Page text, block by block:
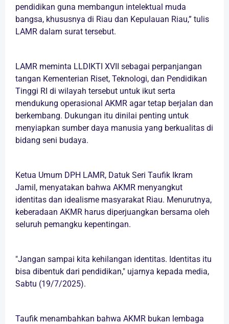
pendidikan guna membangun intelektual muda
bangsa, khususnya di Riau dan Kepulauan Riau,” tulis
LAMR dalam surat tersebut.
LAMR meminta LLDIKTI XVII sebagai perpanjangan
tangan Kementerian Riset, Teknologi, dan Pendidikan
Tinggi RI di wilayah tersebut untuk ikut serta
mendukung operasional AKMR agar tetap berjalan dan
berkembang. Dukungan itu dinilai penting untuk
menyiapkan sumber daya manusia yang berkualitas di
bidang seni budaya.
Ketua Umum DPH LAMR, Datuk Seri Taufik Ikram
Jamil, menyatakan bahwa AKMR menyangkut
identitas dan idealisme masyarakat Riau. Menurutnya,
keberadaan AKMR harus diperjuangkan bersama oleh
seluruh pemangku kepentingan.
"Jangan sampai kita kehilangan identitas. Identitas itu
bisa dibentuk dari pendidikan," ujarnya kepada media,
Sabtu (19/7/2025).
Taufik menambahkan bahwa AKMR bukan lembaga